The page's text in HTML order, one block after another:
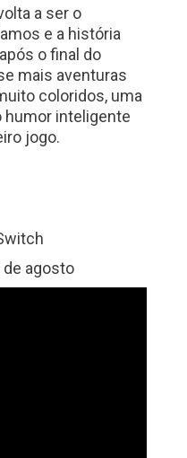
a ser o
e a história
o final do
mais aventuras
coloridos, uma
humor inteligente
jogo.
de agosto